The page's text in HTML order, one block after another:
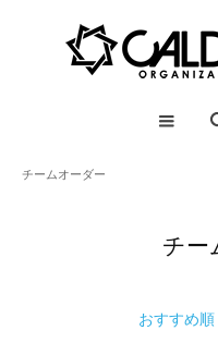
チームオーダー
チー
おすすめ順